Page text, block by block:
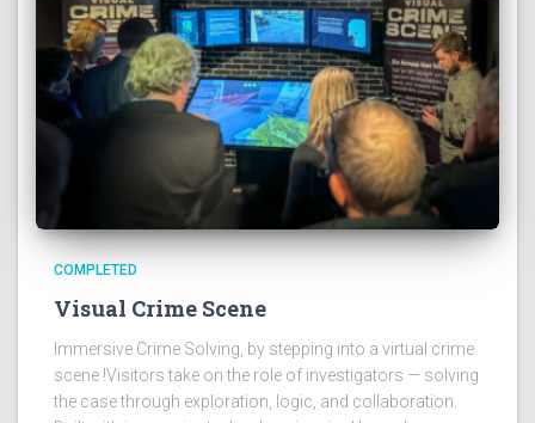
COMPLETED
Visual Crime Scene
Immersive Crime Solving, by stepping into a virtual crime
scene !Visitors take on the role of investigators — solving
the case through exploration, logic, and collaboration.